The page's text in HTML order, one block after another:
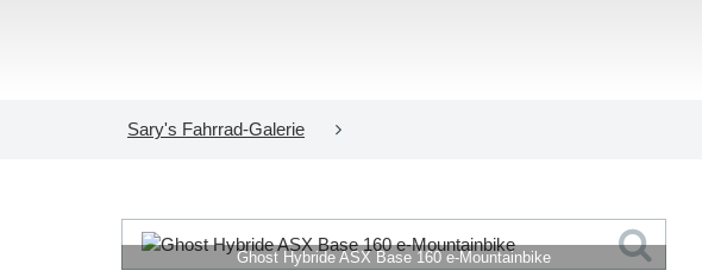
Sary's Fahrrad-Galerie
Ghost Hybride ASX Base 160 e-Mountainbike